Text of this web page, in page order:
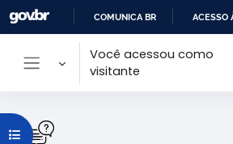
Ir para o conteúdo principal
COMUNICA BR ACESSO
Painel lateral
Você acessou como
visitante
Abrir índice do curso